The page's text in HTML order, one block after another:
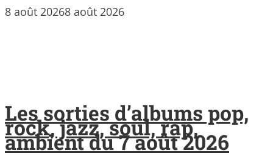
8 août 20268 août 2026
Les sorties d’albums pop,
rock, jazz, soul, rap,
ambient du 7 août 2026